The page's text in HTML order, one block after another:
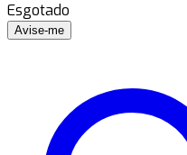
Esgotado
Avise-me